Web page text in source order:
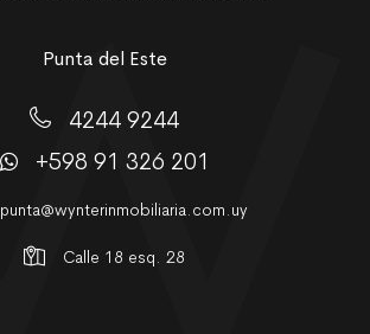
Punta del Este
4244 9244
+598 91 326 201
punta@wynterinmobiliaria.com.uy
Calle 18 esq. 28